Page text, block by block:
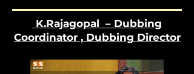
K.Rajagopal – Dubbing
Coordinator , Dubbing Director